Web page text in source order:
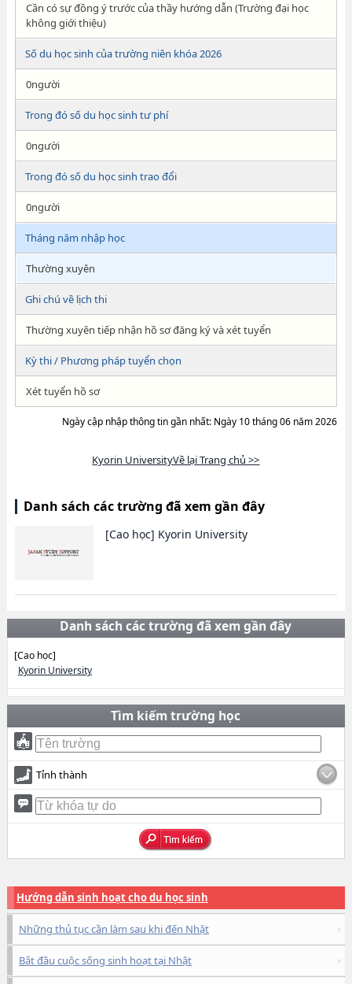
Cần có sự đồng ý trước của thầy hướng dẫn (Trường đại học
không giới thiệu)
Số du học sinh của trường niên khóa 2026
0người
Trong đó số du học sinh tư phí
0người
Trong đó số du học sinh trao đổi
0người
Tháng năm nhập học
Thường xuyên
Ghi chú về lịch thi
Thường xuyên tiếp nhận hồ sơ đăng ký và xét tuyển
Kỳ thi / Phương pháp tuyển chọn
Xét tuyển hồ sơ
Ngày cập nhập thông tin gần nhất: Ngày 10 tháng 06 năm 2026
Kyorin UniversityVề lại Trang chủ >>
Danh sách các trường đã xem gần đây
[Cao học] Kyorin University
Danh sách các trường đã xem gần đây
[Cao học]
Kyorin University
Tìm kiếm trường học
Tỉnh thành
Hướng dẫn sinh hoạt cho du học sinh
Những thủ tục cần làm sau khi đến Nhật
Bắt đầu cuộc sống sinh hoạt tại Nhật